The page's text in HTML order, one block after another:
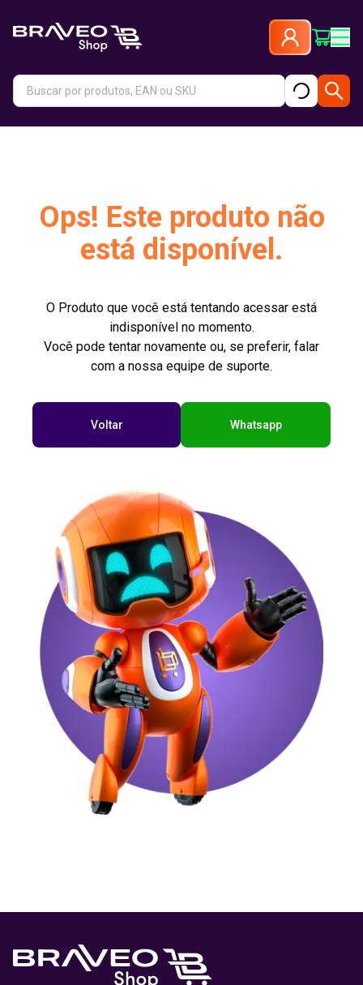
Ops! Este produto não
está disponível.
O Produto que você está tentando acessar está
indisponível no momento.
Você pode tentar novamente ou, se preferir, falar
com a nossa equipe de suporte.
Voltar Whatsapp